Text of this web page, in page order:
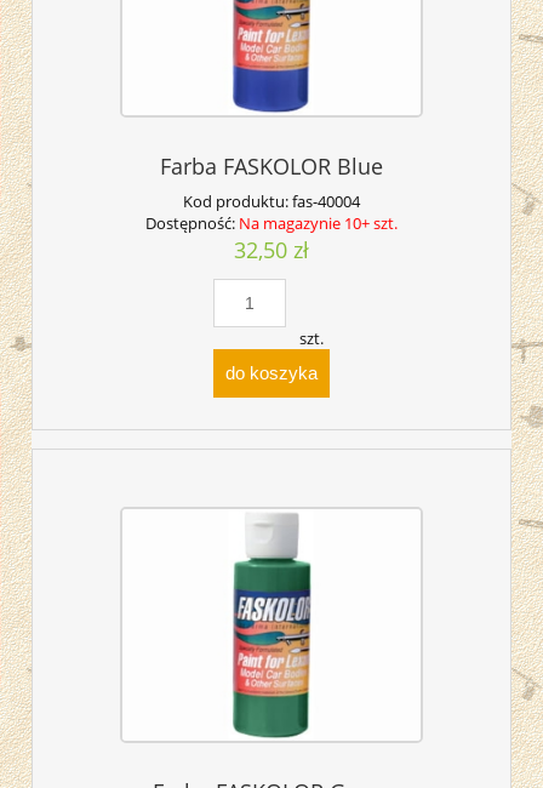
Farba FASKOLOR Blue
Kod produktu:fas-40004
Dostępność: Na magazynie 10+ szt.
32,50 zł
szt.
do koszyka